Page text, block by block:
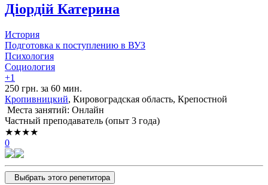
Діордій Катерина
История
Подготовка к поступлению в ВУЗ
Психология
Социология
+1
250 грн. за 60 мин.
Кропивницкий, Кировоградская область, Крепостной
Места занятий: Онлайн
Частный преподаватель (опыт 3 года)
★★★★
0
Выбрать этого репетитора